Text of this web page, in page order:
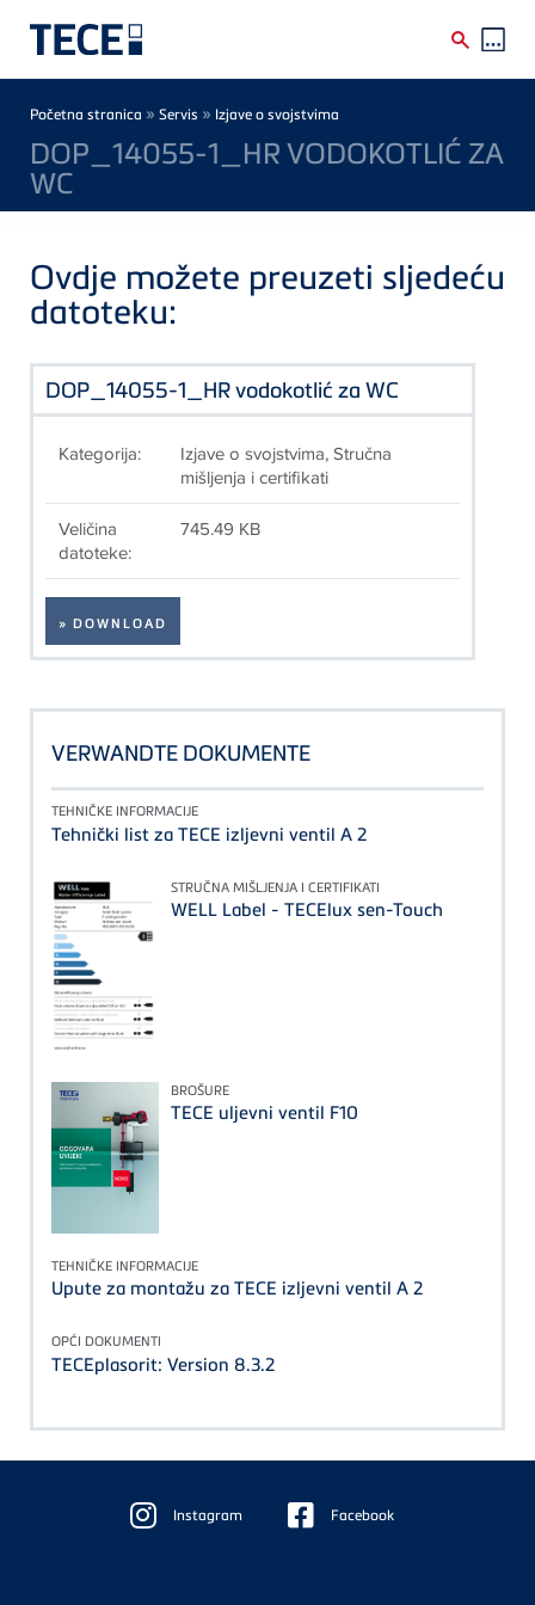
Breadcrumb
Početna stranica » Servis » Izjave o svojstvima
DOP_14055-1_HR VODOKOTLIĆ ZA
WC
Ovdje možete preuzeti sljedeću
datoteku:
DOP_14055-1_HR vodokotlić za WC
Kategorija:
Izjave o svojstvima, Stručna
mišljenja i certifikati
Veličina
datoteke:
745.49 KB
» DOWNLOAD
VERWANDTE DOKUMENTE
TEHNIČKE INFORMACIJE
Tehnički list za TECE izljevni ventil A 2
STRUČNA MIŠLJENJA I CERTIFIKATI
WELL Label - TECElux sen-Touch
BROŠURE
TECE uljevni ventil F10
TEHNIČKE INFORMACIJE
Upute za montažu za TECE izljevni ventil A 2
OPĆI DOKUMENTI
TECEplasorit: Version 8.3.2
Instagram Facebook